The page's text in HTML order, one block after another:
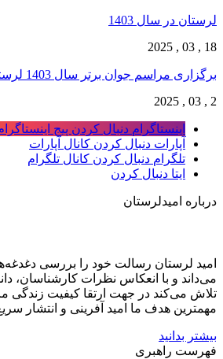
لرستان در سال 1403
18 , 03 , 2025
برگزاری مراسم جوان برتر سال 1403 لرستان + گزارش تصویری
2 , 03 , 2025
اینستاگرام دنبال کردن پیج
آپارات دنبال کردن کانال آپارات
تلگرام دنبال کردن کانال تلگرام
ایتا دنبال کردن
درباره امیدلرستان
امید لرستان رسالت خود را بررسی
می‌داند و با انعکاس نظرات کارشناسان،
تلاش می‌کند در جهت ارتقا کیفیت زندگی
مهمترین هدف ما امید آفرینی و انتشار
بیشتر بدانید
فهرست راهبری